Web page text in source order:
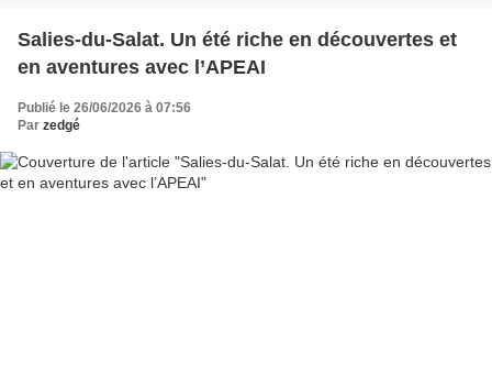
Salies-du-Salat. Un été riche en découvertes et
en aventures avec l’APEAI
Publié le 26/06/2026 à 07:56
Par zedgé